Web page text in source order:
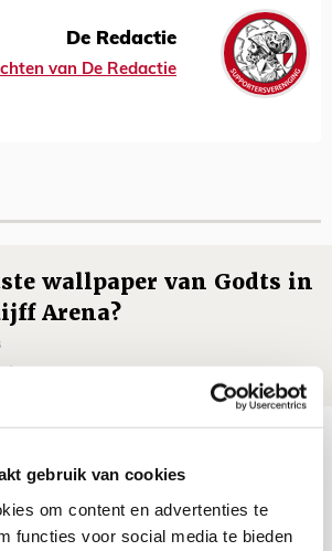
gebruik van cookies
om content en advertenties te
functies voor social media te bieden
De Redactie
van De Redactie
wallpaper van Godts in
Arena?
is heel speciaal’